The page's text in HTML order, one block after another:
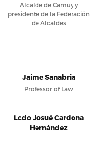
Alcalde de Camuy y
presidente de la Federación
de Alcaldes
Jaime Sanabria
Professor of Law
Lcdo Josué Cardona
Hernández